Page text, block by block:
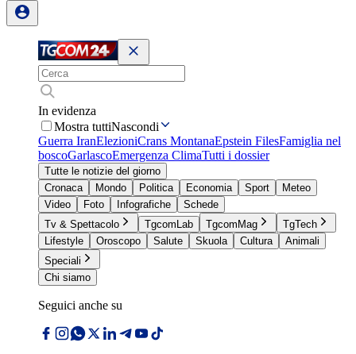
In evidenza
Mostra tuttiNascondi
Guerra IranElezioniCrans MontanaEpstein FilesFamiglia nel
boscoGarlascoEmergenza ClimaTutti i dossier
Tutte le notizie del giorno
Cronaca
Mondo Politica Economia Sport
Meteo
Video
Foto Infografiche
Schede
Tv & Spettacolo
TgcomLab TgcomMag
TgTech
Lifestyle
Oroscopo Salute Skuola Cultura
Animali
Speciali
Chi siamo
Seguici anche su